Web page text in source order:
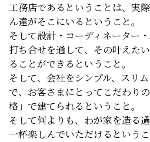
工務店であるということは、実
ん達がそこにいるということ。
そして設計・コーディネーター
打ち合せを通して、その叶えた
ることができるということ。
そして、会社をシンプル、スリ
で、お客さまにとってこだわり
格」で建てられるということ。
そして何よりも、わが家を造る
一杯楽しんでいただけるという